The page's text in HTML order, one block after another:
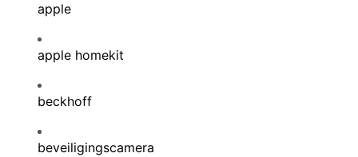
apple
apple homekit
beckhoff
beveiligingscamera